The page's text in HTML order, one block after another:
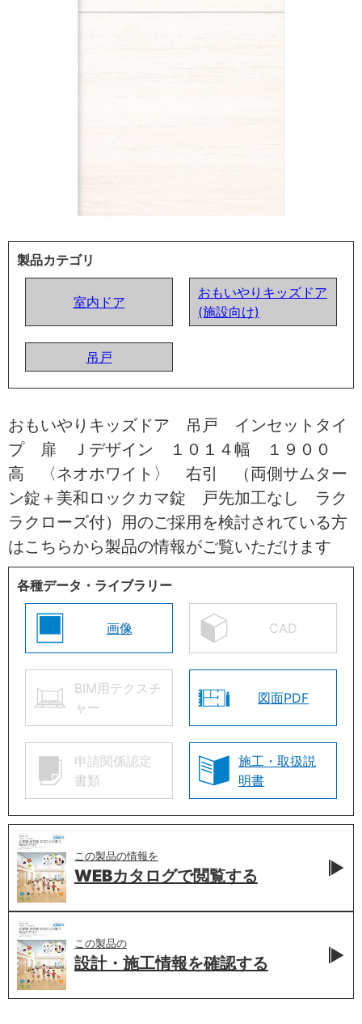
製品カテゴリ
室内ドア
おもいやりキッズドア
(施設向け)
吊戸
おもいやりキッズドア 吊戸 インセットタイ
プ 扉 Ｊデザイン １０１４幅 １９００
高 〈ネオホワイト〉 右引 （両側サムター
ン錠＋美和ロックカマ錠 戸先加工なし ラク
ラクローズ付）用のご採用を検討されている方
はこちらから製品の情報がご覧いただけます
各種データ・ライブラリー
画像 CAD
BIM用テクスチ
ャー
図面PDF
申請関係認定
書類
施工・取扱説
明書
この製品の情報を
WEBカタログで閲覧する
この製品の
設計・施工情報を確認する